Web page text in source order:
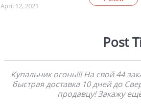
April 12, 2021
Post
Купальник огонь!!! На свой 44
быстрая доставка 10 дней до
продавцу! Закажу